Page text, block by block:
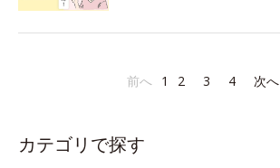
前へ 1 2 3 4 次へ
カテゴリで探す